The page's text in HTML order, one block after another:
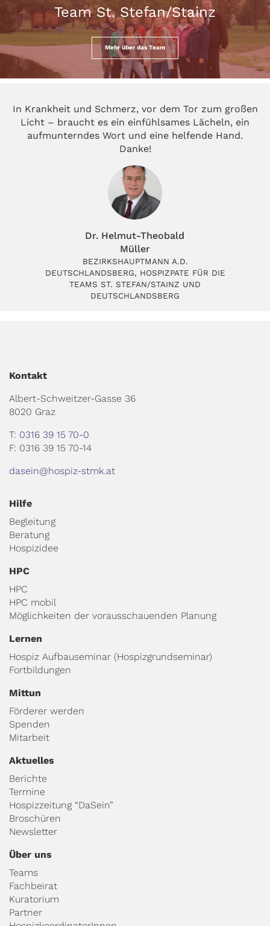
Team St. Stefan/Stainz
Mehr über das Team
Dr. Helmut-Theobald
Müller
BEZIRKSHAUPTMANN A.D.
DEUTSCHLANDSBERG, HOSPIZPATE FÜR DIE
TEAMS ST. STEFAN/STAINZ UND
DEUTSCHLANDSBERG
In Krankheit und Schmerz, vor dem Tor zum großen
Licht – braucht es ein einfühlsames Lächeln, ein
aufmunterndes Wort und eine helfende Hand.
Danke!
Kontakt
Albert-Schweitzer-Gasse 36
8020 Graz
T: 0316 39 15 70-0
F: 0316 39 15 70-14
dasein@hospiz-stmk.at
Hilfe
Begleitung
Beratung
Hospizidee
HPC
HPC
HPC mobil
Möglichkeiten der vorausschauenden Planung
Lernen
Hospiz Aufbauseminar (Hospizgrundseminar)
Fortbildungen
Mittun
Förderer werden
Spenden
Mitarbeit
Aktuelles
Berichte
Termine
Hospizzeitung “DaSein”
Broschüren
Newsletter
Über uns
Teams
Fachbeirat
Kuratorium
Partner